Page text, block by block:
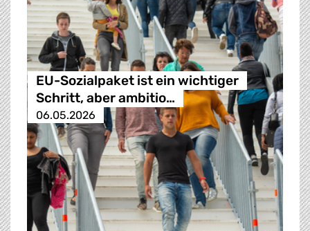
EU-Sozialpaket ist ein wichtiger
Schritt, aber ambitio…
06.05.2026